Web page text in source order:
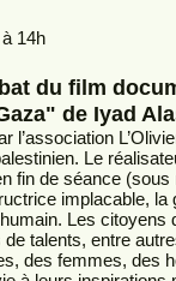
14h
du film
de Iyad
l’association
Le
fin de séance (sous
implacable, la
Les citoyens
de talents, entre
des femmes, des